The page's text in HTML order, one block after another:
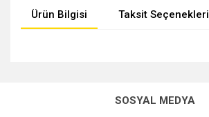
Ürün Bilgisi Taksit Seçenekleri
kullanarak tarafımıza iletebilirsiniz.
Görüş ve önerileriniz için teşekkür ederiz.
SOSYAL MEDYA